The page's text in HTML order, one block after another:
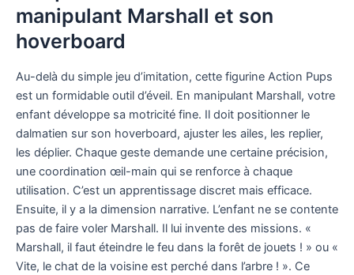
manipulant Marshall et son
hoverboard
Au-delà du simple jeu d’imitation, cette figurine Action Pups
est un formidable outil d’éveil. En manipulant Marshall, votre
enfant développe sa motricité fine. Il doit positionner le
dalmatien sur son hoverboard, ajuster les ailes, les replier,
les déplier. Chaque geste demande une certaine précision,
une coordination œil-main qui se renforce à chaque
utilisation. C’est un apprentissage discret mais efficace.
Ensuite, il y a la dimension narrative. L’enfant ne se contente
pas de faire voler Marshall. Il lui invente des missions. «
Marshall, il faut éteindre le feu dans la forêt de jouets ! » ou «
Vite, le chat de la voisine est perché dans l’arbre ! ». Ce